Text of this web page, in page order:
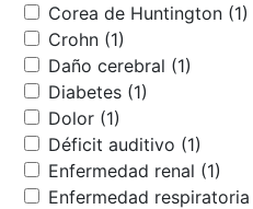
Corea de Huntington (1)
Crohn (1)
Daño cerebral (1)
Diabetes (1)
Dolor (1)
Déficit auditivo (1)
Enfermedad renal (1)